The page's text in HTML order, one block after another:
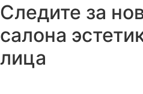
Следите за
салона
лица